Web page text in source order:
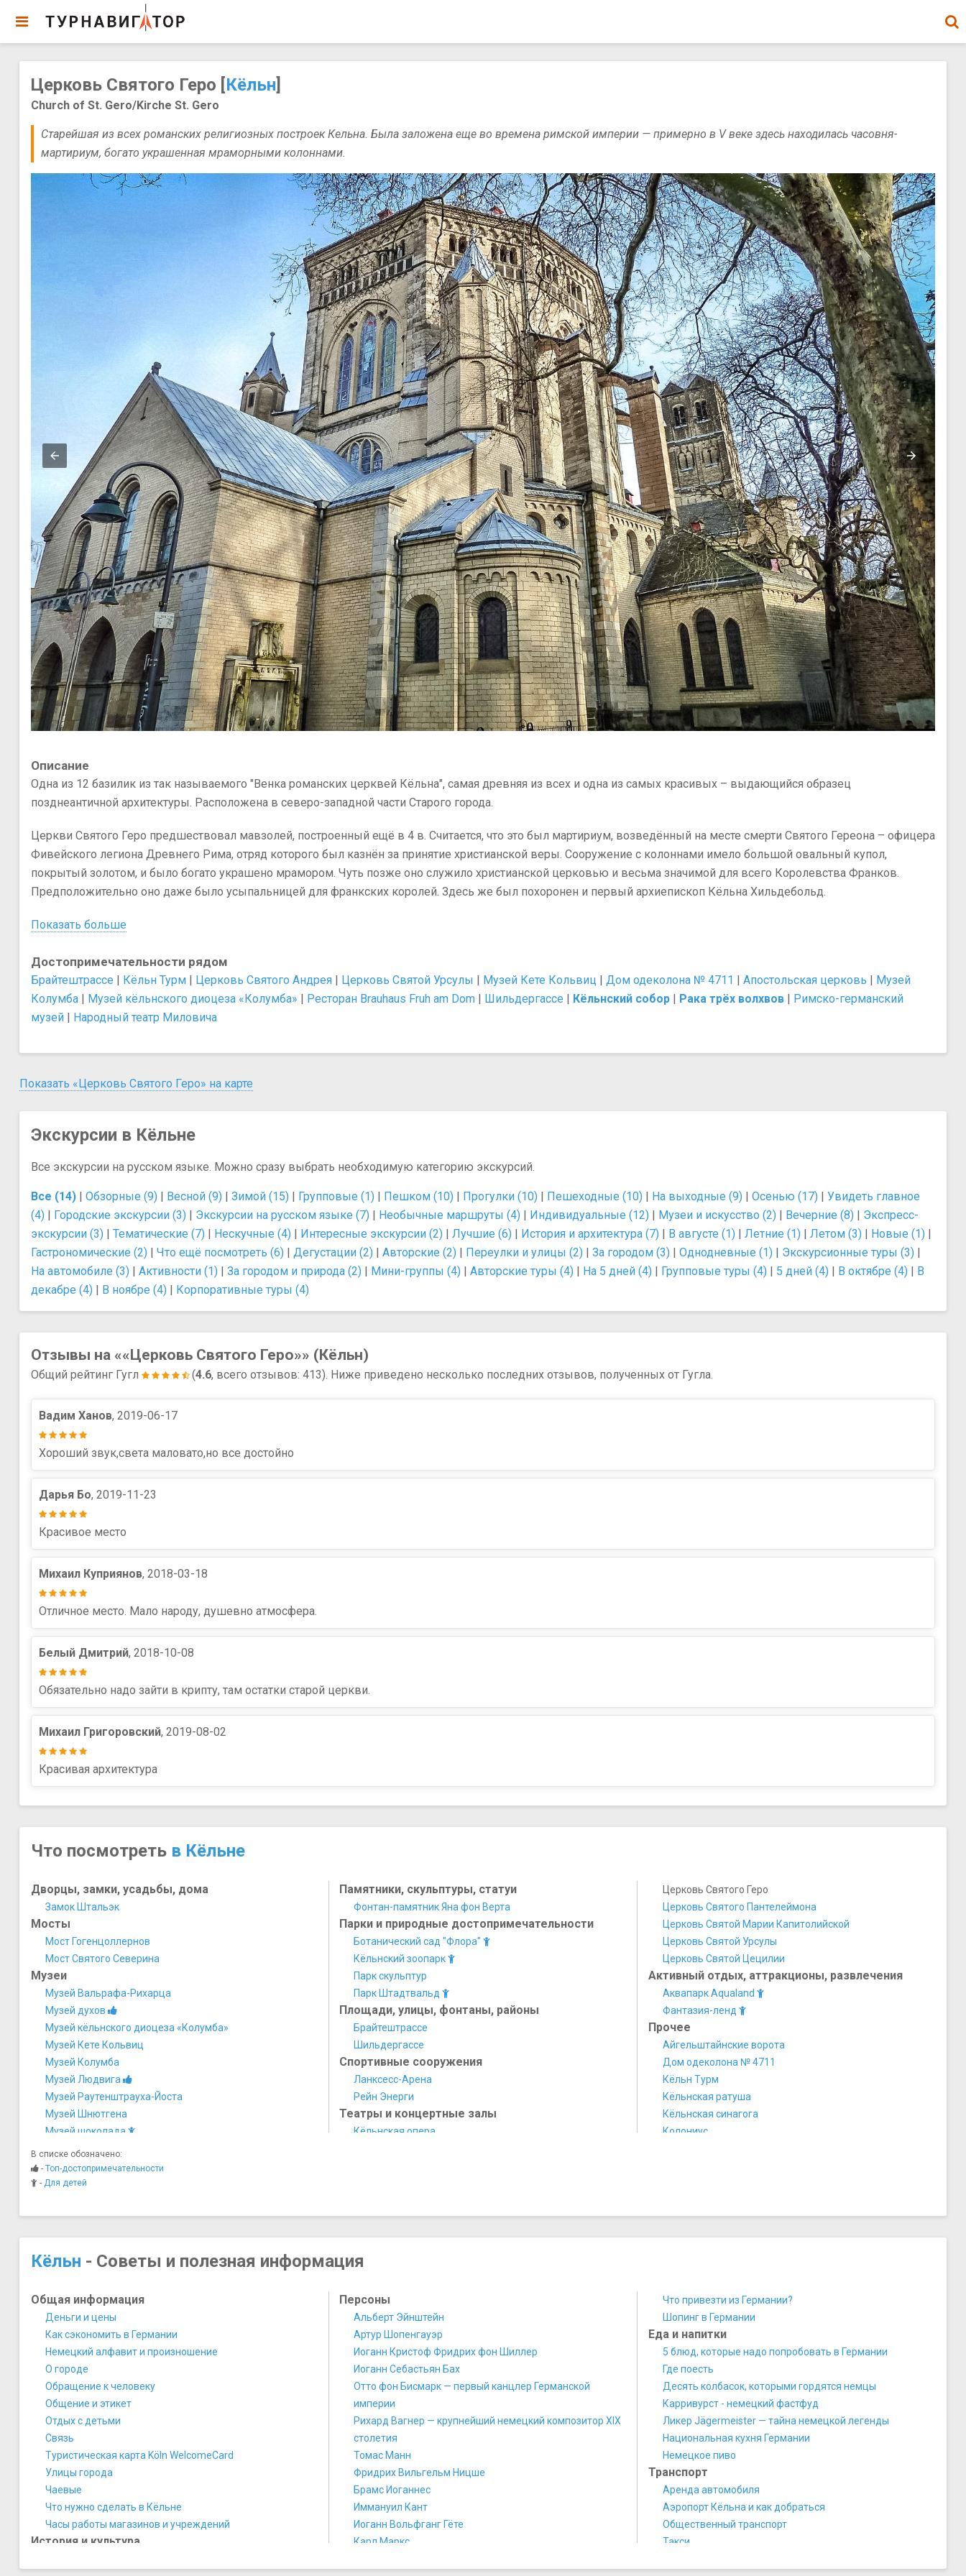
Церковь Святого Геро [Кёльн]
Church of St. Gero/Kirche St. Gero
Старейшая из всех романских религиозных построек Кельна. Была заложена еще во времена римской империи — примерно в V веке здесь находилась часовня-
мартириум, богато украшенная мраморными колоннами.
Описание
Одна из 12 базилик из так называемого "Венка романских церквей Кёльна", самая древняя из всех и одна из самых красивых – выдающийся образец
позднеантичной архитектуры. Расположена в северо-западной части Старого города.
Церкви Святого Геро предшествовал мавзолей, построенный ещё в 4 в. Считается, что это был мартириум, возведённый на месте смерти Святого Гереона – офицера
Фивейского легиона Древнего Рима, отряд которого был казнён за принятие христианской веры. Сооружение с колоннами имело большой овальный купол,
покрытый золотом, и было богато украшено мрамором. Чуть позже оно служило христианской церковью и весьма значимой для всего Королевства Франков.
Предположительно оно даже было усыпальницей для франкских королей. Здесь же был похоронен и первый архиепископ Кёльна Хильдебольд.
Показать больше
Достопримечательности рядом
Брайтештрассе Кёльн Турм Церковь Святого Андрея Церковь Святой Урсулы Музей Кете Кольвиц Дом одеколона № 4711 Апостольская церковь
Музей
Колумба
Музей кёльнского диоцеза «Колумба» Ресторан Brauhaus Fruh am Dom Шильдергассе Кёльнский собор Рака трёх волхвов
Римско-германский
музей
Народный театр Миловича
Показать «Церковь Святого Геро» на карте
Экскурсии в Кёльне
Все экскурсии на русском языке. Можно сразу выбрать необходимую категорию экскурсий.
Все (14) Обзорные (9) Весной (9) Зимой (15) Групповые (1) Пешком (10) Прогулки (10) Пешеходные (10) На выходные (9) Осенью (17)
Увидеть главное
(4)
Городские экскурсии (3) Экскурсии на русском языке (7) Необычные маршруты (4) Индивидуальные (12) Музеи и искусство (2) Вечерние (8)
Экспресс-
экскурсии (3)
Тематические (7) Нескучные (4) Интересные экскурсии (2) Лучшие (6) История и архитектура (7) В августе (1) Летние (1) Летом (3) Новые (1)
Гастрономические (2)
Что ещё посмотреть (6) Дегустации (2) Авторские (2) Переулки и улицы (2) За городом (3) Однодневные (1) Экскурсионные туры (3)
На автомобиле (3)
Активности (1) За городом и природа (2) Мини-группы (4) Авторские туры (4) На 5 дней (4) Групповые туры (4) 5 дней (4) В октябре (4)
В
декабре (4)
В ноябре (4) Корпоративные туры (4)
Отзывы на ««Церковь Святого Геро»» (Кёльн)
Общий рейтинг Гугл (4.6, всего отзывов: 413). Ниже приведено несколько последних отзывов, полученных от Гугла.
Вадим Ханов, 2019-06-17
Хороший звук,света маловато,но все достойно
Дарья Бо, 2019-11-23
Красивое место
Михаил Куприянов, 2018-03-18
Отличное место. Мало народу, душевно атмосфера.
Белый Дмитрий, 2018-10-08
Обязательно надо зайти в крипту, там остатки старой церкви.
Михаил Григоровский, 2019-08-02
Красивая архитектура
Что посмотреть в Кёльне
Дворцы, замки, усадьбы, дома
Замок Штальэк
Мосты
Мост Гогенцоллернов
​Мост Святого Северина
Музеи
Музей Вальрафа-Рихарца
Музей духов
Музей кёльнского диоцеза «Колумба»
Музей Кете Кольвиц
Музей Колумба
Музей Людвига
Музей Раутенштрауха-Йоста
Музей Шнютгена
Музей шоколада
Римско-германский музей
Ночная жизнь, рестораны, кабаре
Ресторан Brauhaus Fruh am Dom
Ресторан Lommerzheim
Ресторан Пивоварня Сион
Памятники, скульптуры, статуи
Фонтан-памятник Яна фон Верта
Парки и природные достопримечательности
Ботанический сад "Флора"
Кёльнский зоопарк
Парк скульптур
Парк Штадтвальд
Площади, улицы, фонтаны, районы
Брайтештрассе
Шильдергассе
Спортивные сооружения
Ланксесс-Арена
Рейн Энерги
Театры и концертные залы
Кёльнская опера
Кёльнский собор
Церковь Святого Андрея
Церковь Святого Геро
Церковь Святого Пантелеймона
Церковь Святой Марии Капитолийской
Церковь Святой Урсулы
Церковь Святой Цецилии
Активный отдых, аттракционы, развлечения
Аквапарк Aqualand
Фантазия-ленд
Прочее
Айгельштайнские ворота
Дом одеколона № 4711
Кёльн Турм
Кёльнская ратуша
Кёльнская синагога
Колониус
Смотровая площадка «Панорама Кельна»
Старый рынок Кельна
В списке обозначено:
- Топ-достопримечательности
- Для детей
Кёльн - Советы и полезная информация
Общая информация
Деньги и цены
Как сэкономить в Германии
Немецкий алфавит и произношение
О городе
Обращение к человеку
Общение и этикет
Отдых с детьми
Связь
Туристическая карта Köln WelcomeCard
Улицы города
Чаевые
Что нужно сделать в Кёльне
​Часы работы магазинов и учреждений
История и культура
Персоны
Альберт Эйнштейн
Артур Шопенгауэр
Иоганн Кристоф Фридрих фон Шиллер
Иоганн Себастьян Бах
Отто фон Бисмарк — первый канцлер Германской
империи
Рихард Вагнер — крупнейший немецкий композитор XIX
столетия
Томас Манн
Фридрих Вильгельм Ницше
​Брамс Иоганнес
​Иммануил Кант
​Иоганн Вольфганг Гёте
​Карл Маркс
Что привезти из Германии?
Шопинг в Германии
Еда и напитки
5 блюд, которые надо попробовать в Германии
Где поесть
Десять колбасок, которыми гордятся немцы
Карривурст - немецкий фастфуд
Ликер Jägermeister — тайна немецкой легенды
Национальная кухня Германии
Немецкое пиво
Транспорт
Аренда автомобиля
Аэропорт Кёльна и как добраться
Общественный транспорт
Такси